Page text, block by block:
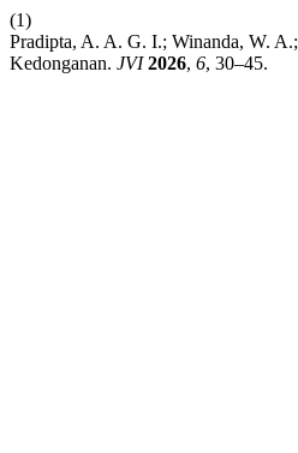
(1)
Pradipta, A. A. G. I.; Winanda, W.
Kedonganan. JVI 2026, 6, 30–45.